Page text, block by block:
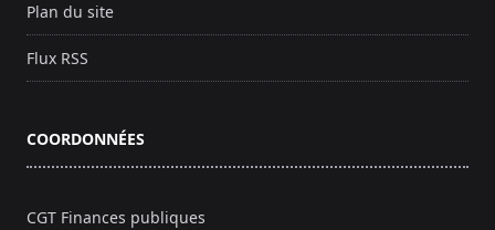
Plan du site
Flux RSS
COORDONNÉES
CGT Finances publiques